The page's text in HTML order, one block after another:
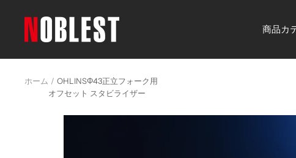
商品カ
noblest
online
ホーム
OHLINSΦ43正立フォーク用
オフセット スタビライザー